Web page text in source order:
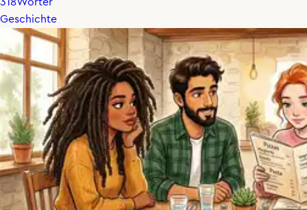
Geschichte